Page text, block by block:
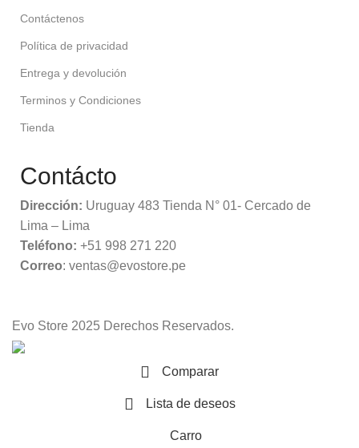
Contáctenos
Política de privacidad
Entrega y devolución
Terminos y Condiciones
Tienda
Contácto
Dirección: Uruguay 483 Tienda N° 01- Cercado de
Lima – Lima
Teléfono: +51 998 271 220
Correo: ventas@evostore.pe
Evo Store 2025 Derechos Reservados.
Comparar
Lista de deseos
Carro